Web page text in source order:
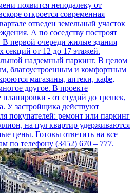
появится неподалеку от
откроется современная
отведен земельный участок
А по соседству построят
первой очереди жилые здания
секций от 12 до 17 этажей.
надземный паркинг. В целом
благоустроенным и комфортным
магазины, аптеки, кафе,
другое. В проекте
- от студий до трешек,
У застройщика действуют
покупателей: ремонт или паркинг
на пул квартир удерживаются
цены. Готовы ответить на все
по телефону (3452) 670 – 777.